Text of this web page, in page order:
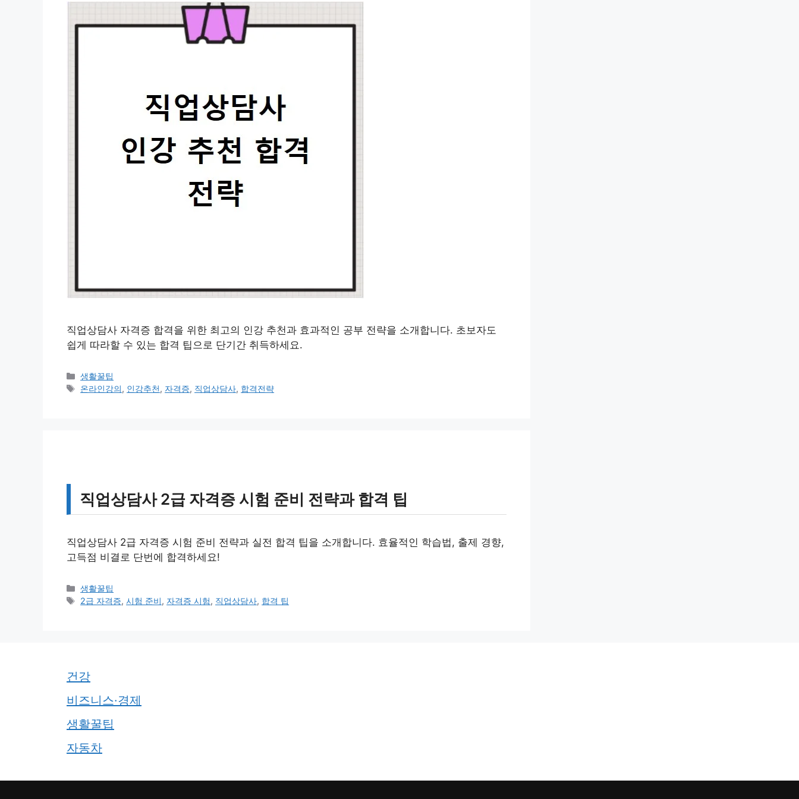
직업상담사 자격증 합격을 위한 최고의 인강 추천과 효과적인 공부 전략을 소개합니다. 초보자도
쉽게 따라할 수 있는 합격 팁으로 단기간 취득하세요.
카
테
생활꿀팁
태
온라인강의, 인강추천, 자격증, 직업상담사, 합격전략
직업상담사 2급 자격증 시험 준비 전략과 합격 팁
직업상담사 2급 자격증 시험 준비 전략과 실전 합격 팁을 소개합니다. 효율적인 학습법, 출제 경향,
고득점 비결로 단번에 합격하세요!
카
테
생활꿀팁
태
2급 자격증,시험 준비, 자격증 시험, 직업상담사, 합격 팁
건강
비즈니스·경제
생활꿀팁
자동차